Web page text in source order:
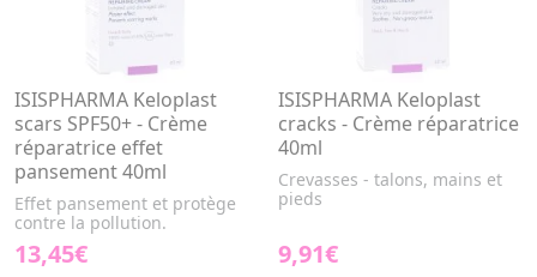
ISISPHARMA Keloplast
scars SPF50+ - Crème
réparatrice effet
pansement 40ml
Effet pansement et protège
contre la pollution.
13,45€
ISISPHARMA Keloplast
cracks - Crème réparatrice
40ml
Crevasses - talons, mains et
pieds
9,91€